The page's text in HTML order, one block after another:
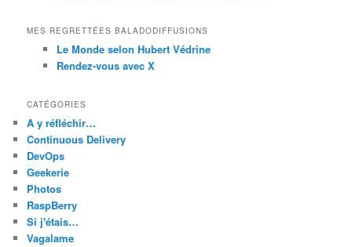
MES REGRETTÉES BALADODIFFUSIONS
Le Monde selon Hubert Védrine
Rendez-vous avec X
CATÉGORIES
A y réfléchir…
Continuous Delivery
DevOps
Geekerie
Photos
RaspBerry
Si j'étais…
Vagalame